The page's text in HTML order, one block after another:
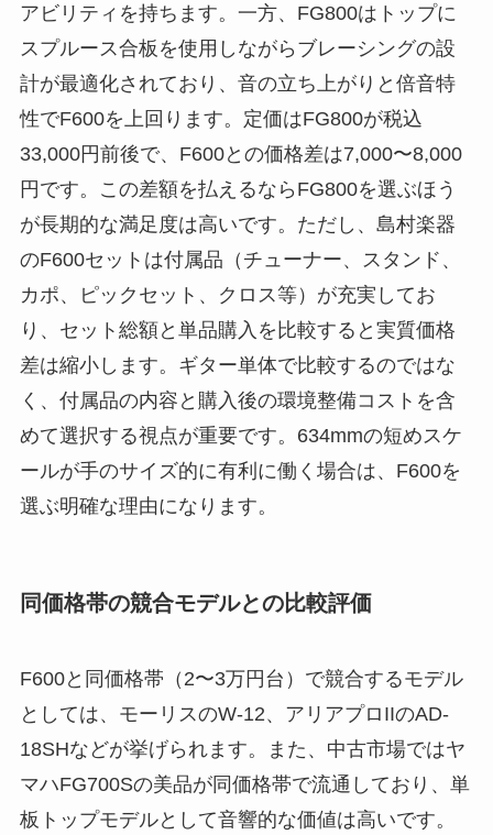
アビリティを持ちます。一方、FG800はトップに
スプルース合板を使用しながらブレーシングの設
計が最適化されており、音の立ち上がりと倍音特
性でF600を上回ります。定価はFG800が税込
33,000円前後で、F600との価格差は7,000〜8,000
円です。この差額を払えるならFG800を選ぶほう
が長期的な満足度は高いです。ただし、島村楽器
のF600セットは付属品（チューナー、スタンド、
カポ、ピックセット、クロス等）が充実してお
り、セット総額と単品購入を比較すると実質価格
差は縮小します。ギター単体で比較するのではな
く、付属品の内容と購入後の環境整備コストを含
めて選択する視点が重要です。634mmの短めスケ
ールが手のサイズ的に有利に働く場合は、F600を
選ぶ明確な理由になります。
同価格帯の競合モデルとの比較評価
F600と同価格帯（2〜3万円台）で競合するモデル
としては、モーリスのW-12、アリアプロIIのAD-
18SHなどが挙げられます。また、中古市場ではヤ
マハFG700Sの美品が同価格帯で流通しており、単
板トップモデルとして音響的な価値は高いです。